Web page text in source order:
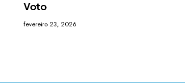
Voto
fevereiro 23, 2026